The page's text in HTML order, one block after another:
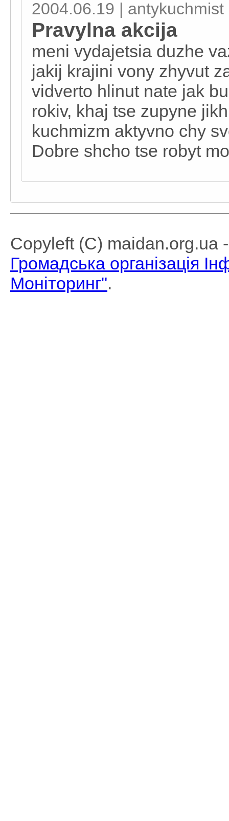
2004.06.19 | antykuchmist
Pravylna akcija
meni vydajetsia duzhe
jakij krajini vony zhyvut
vidverto hlinut nate jak
rokiv, khaj tse zupyne
kuchmizm aktyvno chy
Dobre shcho tse robyt
Copyleft (C) maidan.org.ua
Громадська організація
Моніторинг".